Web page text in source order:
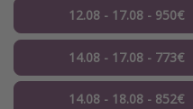
12.08 - 17.08 - 950€
14.08 - 17.08 - 773€
14.08 - 18.08 - 852€